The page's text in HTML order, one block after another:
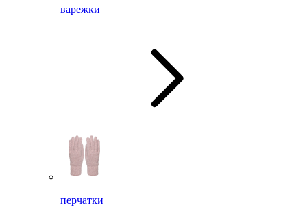
варежки
перчатки